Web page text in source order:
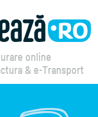
online
& e-Transport